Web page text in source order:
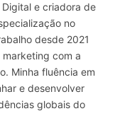
e criadora de
no
desde 2021
com a
Minha fluência em
e desenvolver
globais do